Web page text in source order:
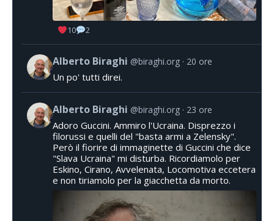
10 2
Alberto Biraghi @biraghi.org 20 ore
Un po' tutti direi.
Alberto Biraghi @biraghi.org 23 ore
Adoro Guccini. Ammiro l'Ucraina. Disprezzo i
filorussi e quelli del "basta armi a Zelensky".
Però il fiorire di immaginette di Guccini che dice
"Slava Ucraina" mi disturba. Ricordiamolo per
Eskino, Cirano, Avvelenata, Locomotiva eccetera
e non tiriamolo per la giacchetta da morto.